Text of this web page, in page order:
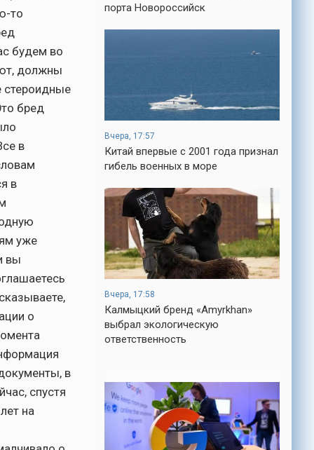
то
будем во
должны
стероидные
бред
в
в
уже
вы
о
в
спустя
на
кроме того, кто его дал.
-- Люблю давать советы и очень не
самолюбование.
-- Лучшее, что можно сделать с хорошим
Он никогда не бывает полезен никому,
кроме того, кто его дал.
-- Люблю давать советы и очень не
порта Новороссийск
Вчера, 17:57
Китай впервые с 2001 года признал
гибель военных в море
Вчера, 17:58
Калмыцкий бренд «Amyrkhan»
выбрал экологическую
ответственность